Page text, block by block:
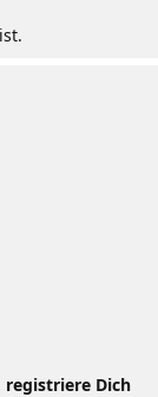
registriere Dich